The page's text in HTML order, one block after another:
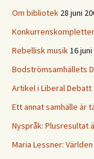
Om bibliotek 28 juni
Rebellisk musik16
Bodströmsamhällets
Artikel i Liberal Debatt
Ett annat samhälle är
Nyspråk: Plusresultat
Maria Lessner: